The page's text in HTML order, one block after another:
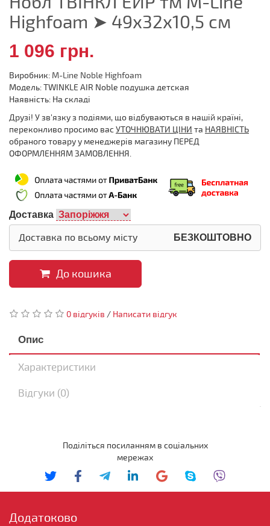
Highfoam ➤ 49х32х10,5 см
1 096 грн.
Виробник: M-Line Noble Highfoam
Модель: TWINKLE AIR Noble подушка детская
Наявність: На складі
Друзі! У зв'язку з подіями, що відбуваються в нашій країні,
переконливо просимо васУТОЧНЮВАТИ ЦІНИ та НАЯВНІСТЬ
обраного товару у менеджерів магазину ПЕРЕД
ОФОРМЛЕННЯМ ЗАМОВЛЕННЯ.
Доставка
Доставка по всьому місту БЕЗКОШТОВНО
До кошика
0 відгуків / Написати відгук
Опис
Характеристики
Відгуки (0)
Поділіться посиланням в соціальних
мережах
Додатоково